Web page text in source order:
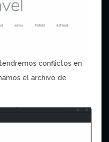
conflictos en
el archivo de